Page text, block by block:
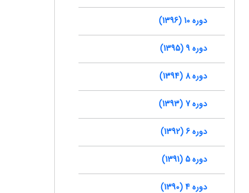
دوره 10 (1396)
دوره 9 (1395)
دوره 8 (1394)
دوره 7 (1393)
دوره 6 (1392)
دوره 5 (1391)
دوره 4 (1390)